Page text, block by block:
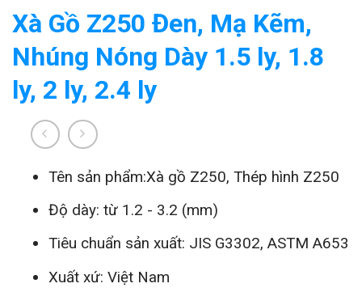
Xà Gồ Z250 Đen, Mạ Kẽm,
Nhúng Nóng Dày 1.5 ly, 1.8
ly, 2 ly, 2.4 ly
Tên sản phẩm:Xà gồ Z250, Thép hình Z250
Độ dày: từ 1.2 - 3.2 (mm)
Tiêu chuẩn sản xuất: JIS G3302, ASTM A653
Xuất xứ: Việt Nam